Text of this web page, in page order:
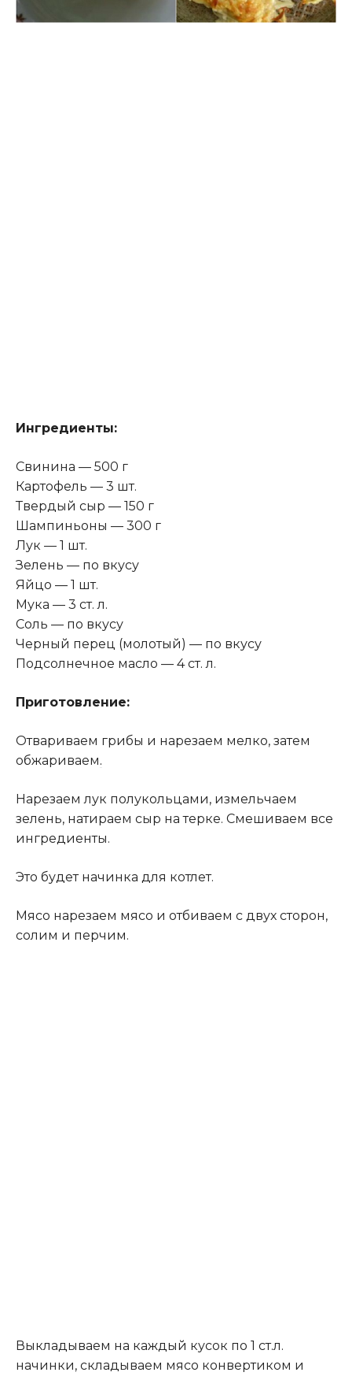
Ингредиенты:
Свинина — 500 г
Картофель — 3 шт.
Твердый сыр — 150 г
Шампиньоны — 300 г
Лук — 1 шт.
Зелень — по вкусу
Яйцо — 1 шт.
Мука — 3 ст. л.
Соль — по вкусу
Черный перец (молотый) — по вкусу
Подсолнечное масло — 4 ст. л.
Приготовление:
Отвариваем грибы и нарезаем мелко, затем
обжариваем.
Нарезаем лук полукольцами, измельчаем
зелень, натираем сыр на терке. Смешиваем все
ингредиенты.
Это будет начинка для котлет.
Мясо нарезаем мясо и отбиваем с двух сторон,
солим и перчим.
Выкладываем на каждый кусок по 1 ст.л.
начинки, складываем мясо конвертиком и